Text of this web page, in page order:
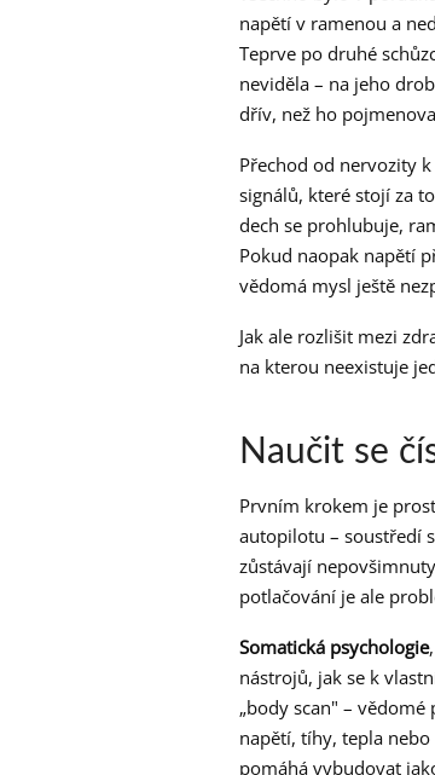
napětí v ramenou a
Teprve po druhé
neviděla – na jeho
dřív, než ho
Přechod od nervozity
signálů, které stojí za
dech se prohlubuje,
Pokud naopak napětí
vědomá mysl ještě
Jak ale rozlišit mezi
na kterou neexistuje
Naučit se
Prvním krokem je
autopilotu – soustředí
zůstávají
potlačování je ale
Somatická psychologie
nástrojů, jak se k
„body scan" –
napětí, tíhy, tepla
pomáhá vybudovat